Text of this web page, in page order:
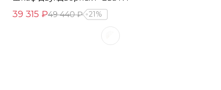
39 315 ₽49 440 ₽ 21%